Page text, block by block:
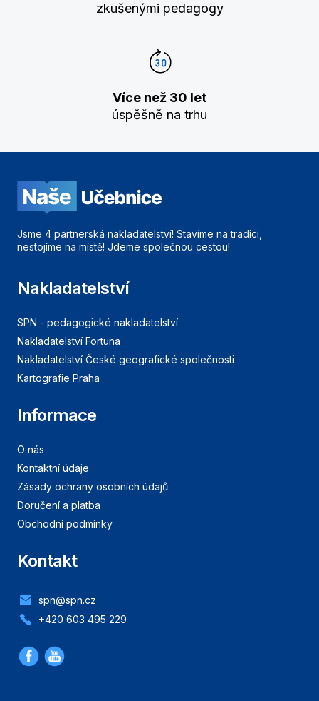
zkušenými pedagogy
Více než 30 let
úspěšně na trhu
Jsme 4 partnerská nakladatelství! Stavíme na tradici,
nestojíme na místě! Jdeme společnou cestou!
Nakladatelství
SPN - pedagogické nakladatelství
Nakladatelství Fortuna
Nakladatelství České geografické společnosti
Kartografie Praha
Informace
O nás
Kontaktní údaje
Zásady ochrany osobních údajů
Doručení a platba
Obchodní podmínky
Kontakt
spn@spn.cz
+420 603 495 229